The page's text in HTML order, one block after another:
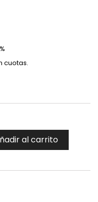
cuotas.
al carrito